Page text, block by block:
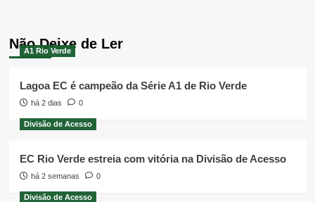
Não Deixe de Ler
A1 Rio Verde
Lagoa EC é campeão da Série A1 de Rio Verde
há 2 dias 0
Divisão de Acesso
EC Rio Verde estreia com vitória na Divisão de Acesso
há 2 semanas 0
Divisão de Acesso